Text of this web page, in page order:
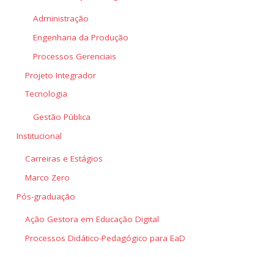
Administração
Engenharia da Produção
Processos Gerenciais
Projeto Integrador
Tecnologia
Gestão Pública
Institucional
Carreiras e Estágios
Marco Zero
Pós-graduação
Ação Gestora em Educação Digital
Processos Didático-Pedagógico para EaD